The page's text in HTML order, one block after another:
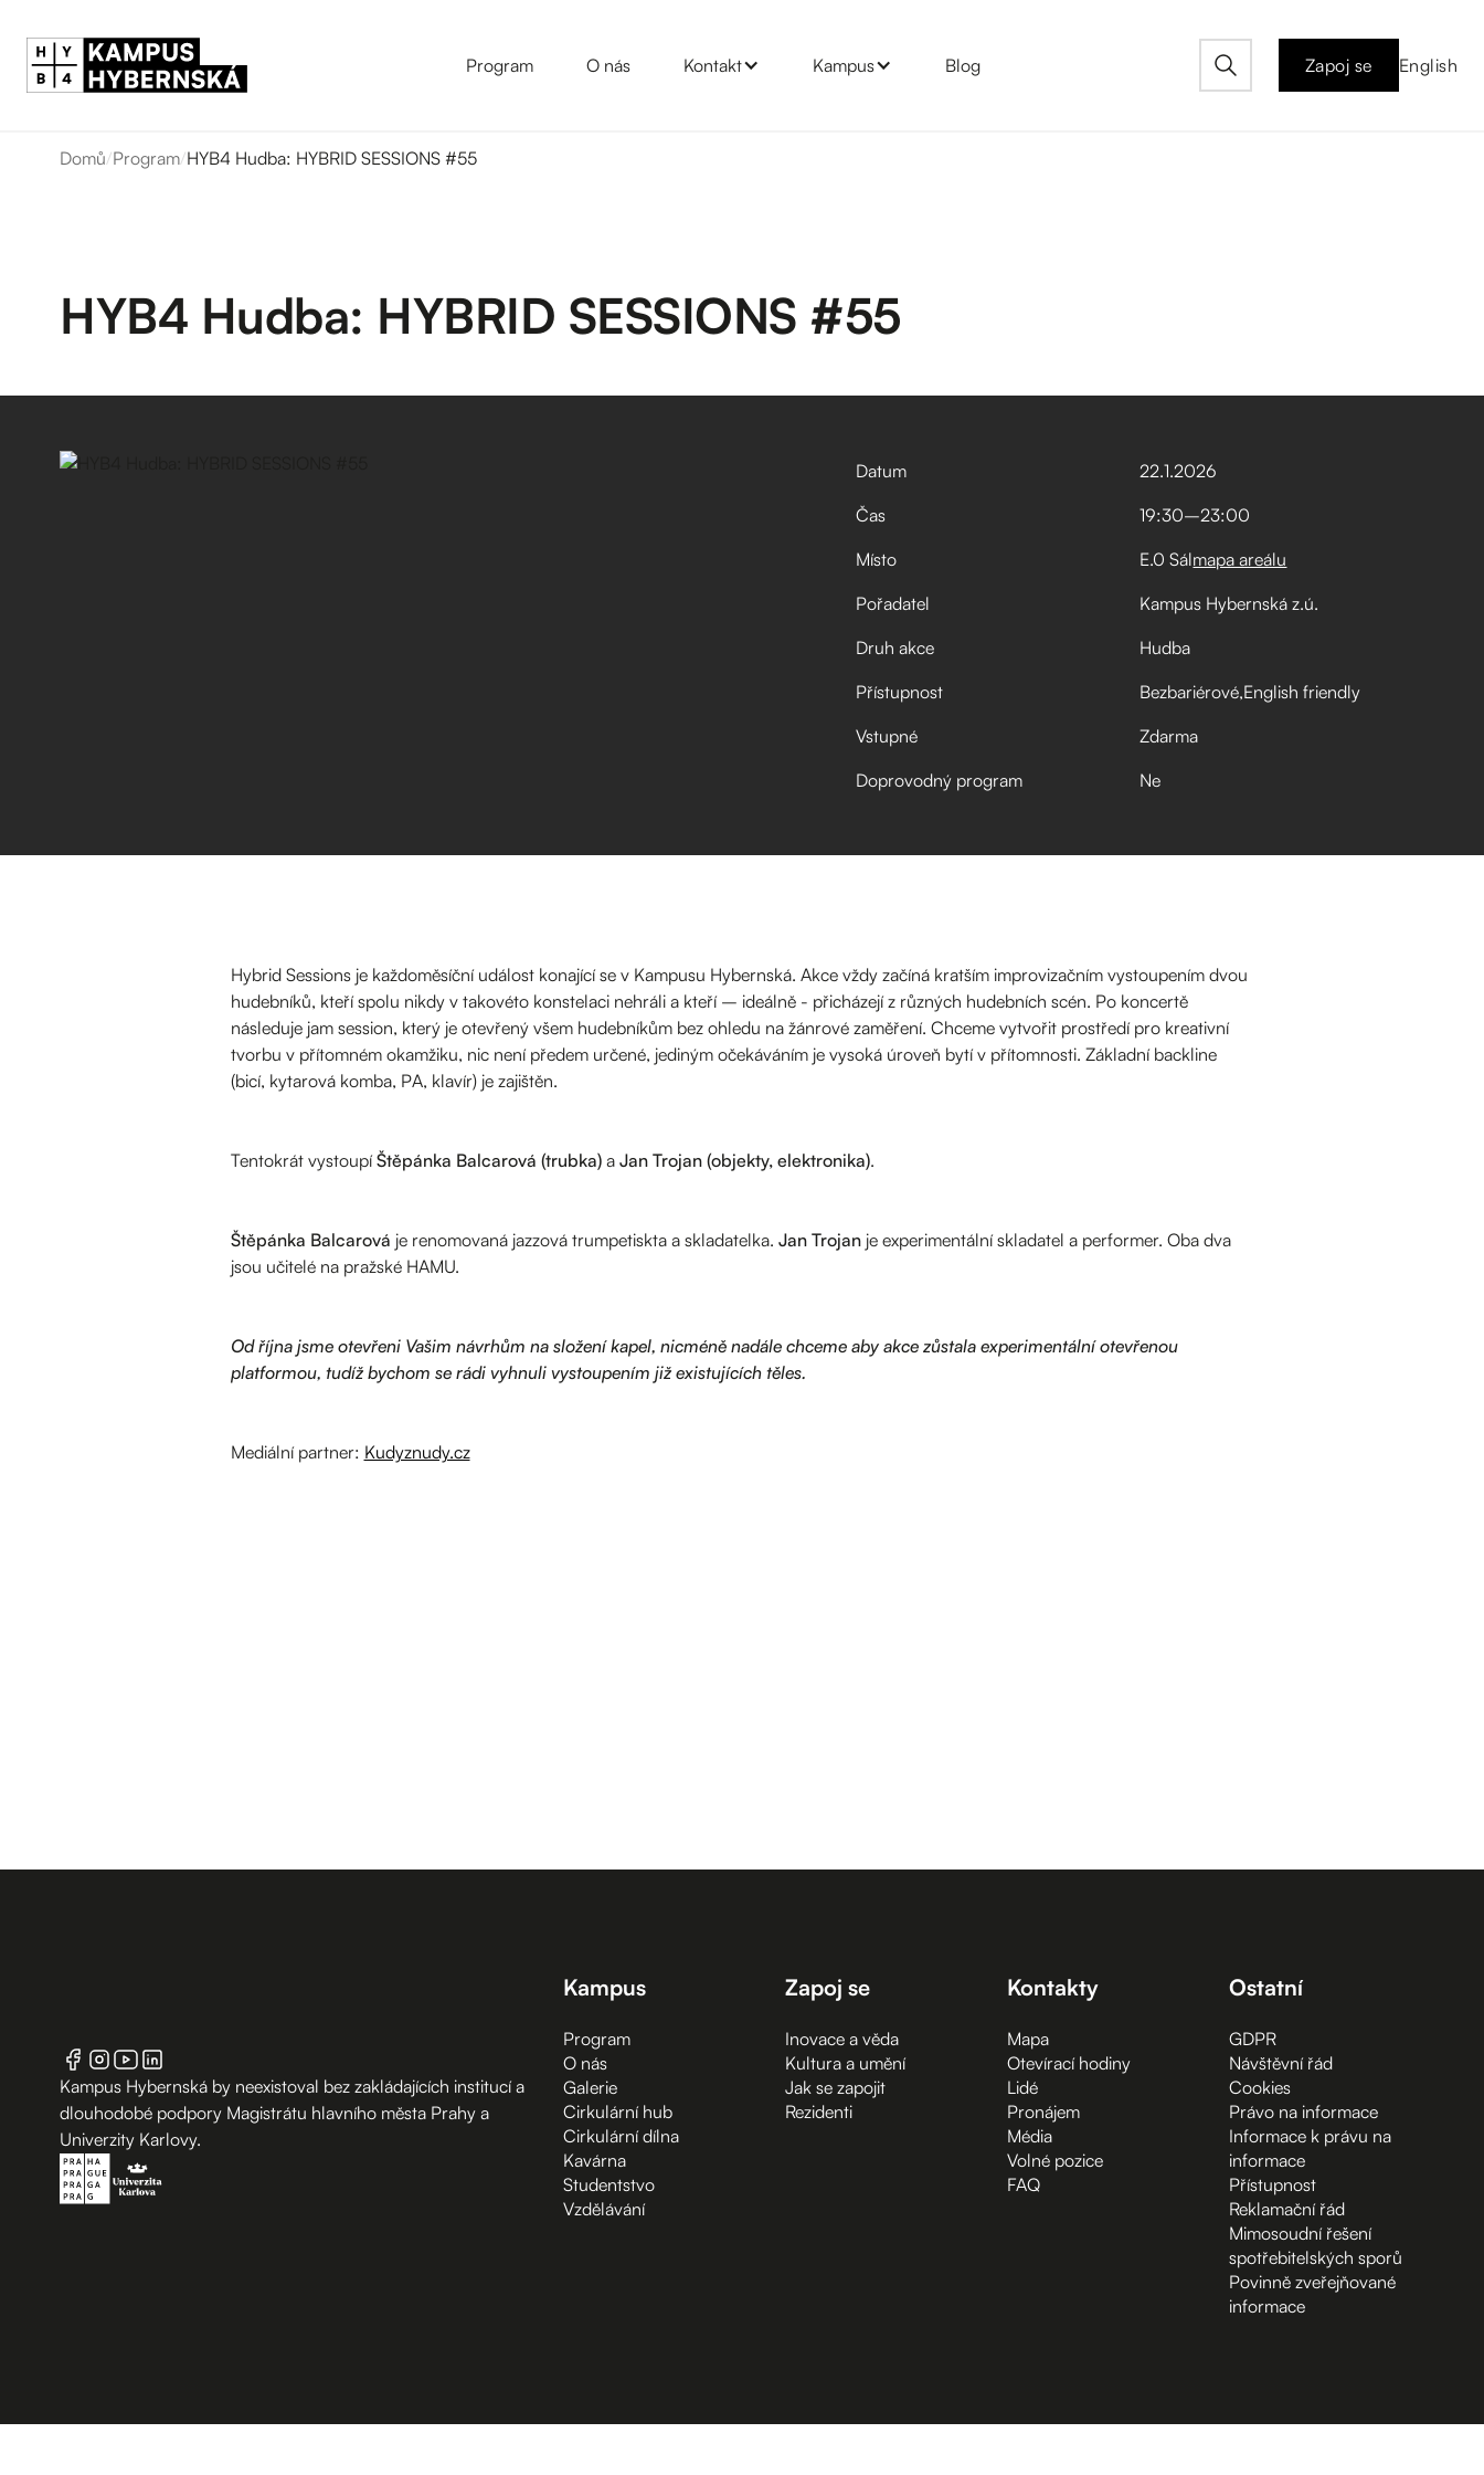
Program O nás Kontakt Kampus Blog Zapoj se English
Domů/Program/HYB4 Hudba: HYBRID SESSIONS #55
HYB4 Hudba: HYBRID SESSIONS #55
Datum 22.1.2026
Čas
19:30–⁠23:00
Místo
E.0 Sálmapa areálu
Pořadatel
Kampus Hybernská z.ú.
Druh akce
Hudba
Přístupnost
Bezbariérové English friendly
Vstupné
Zdarma
Doprovodný program
Ne
Hybrid Sessions je každoměsíční událost konající se v Kampusu Hybernská. Akce vždy začíná kratším improvizačním vystoupením dvou
hudebníků, kteří spolu nikdy v takovéto konstelaci nehráli a kteří – ideálně - přicházejí z různých hudebních scén. Po koncertě
následuje jam session, který je otevřený všem hudebníkům bez ohledu na žánrové zaměření. Chceme vytvořit prostředí pro kreativní
tvorbu v přítomném okamžiku, nic není předem určené, jediným očekáváním je vysoká úroveň bytí v přítomnosti. Základní backline
(bicí, kytarová komba, PA, klavír) je zajištěn.
Tentokrát vystoupíŠtěpánka Balcarová (trubka)a Jan Trojan (objekty, elektronika).
Štěpánka Balcarová je renomovaná jazzová trumpetiskta a skladatelka. Jan Trojanje experimentální skladatel a performer. Oba dva
jsou učitelé na pražské HAMU.
Od října jsme otevřeni Vašim návrhům na složení kapel, nicméně nadále chceme aby akce zůstala experimentální otevřenou
platformou, tudíž bychom se rádi vyhnuli vystoupením již existujících těles.
Mediální partner: Kudyznudy.cz
Kampus Hybernská by neexistoval bez zakládajících institucí a
dlouhodobé podpory Magistrátu hlavního města Prahy a
Univerzity Karlovy.
Kampus
Program
O nás
Galerie
Cirkulární hub
Cirkulární dílna
Kavárna
Studentstvo
Vzdělávání
Zapoj se
Inovace a věda
Kultura a umění
Jak se zapojit
Rezidenti
Kontakty
Mapa
Otevírací hodiny
Lidé
Pronájem
Média
Volné pozice
FAQ
Ostatní
GDPR
Návštěvní řád
Cookies
Právo na informace
Informace k právu na
informace
Přístupnost
Reklamační řád
Mimosoudní řešení
spotřebitelských sporů
Povinně zveřejňované
informace